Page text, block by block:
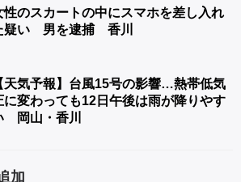
性のスカートの中にスマホを差し入れ
疑い 男を逮捕 香川
天気予報】台風15号の影響…熱帯低気
に変わっても12日午後は雨が降りやす
岡山・香川
加